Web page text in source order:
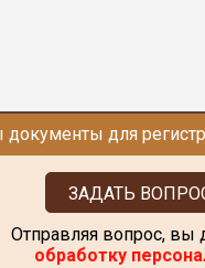
для
ЗАДАТЬ
Отправляя вопрос, вы
обработку